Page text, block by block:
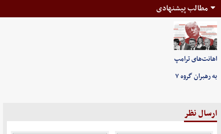
مطالب پیشنهادی
اهانت‌های ترامپ
به رهبران گروه ۷
ارسال نظر